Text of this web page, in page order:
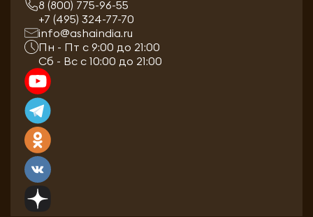
8 (800) 775-96-55
+7 (495) 324-77-70
info@ashaindia.ru
Пн - Пт с 9:00 до 21:00
Сб - Вс с 10:00 до 21:00